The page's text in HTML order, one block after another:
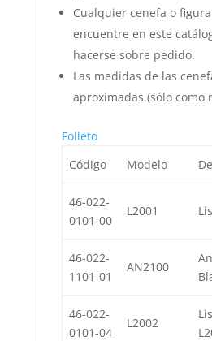
Cualquier cenefa o
encuentre en este
hacerse sobre pedido.
Las medidas de las
aproximadas (sólo como
Folleto
Código
Modelo
46-022-
0101-00
L2001
46-022-
1101-01
AN2100
46-022-
0101-04
L2002